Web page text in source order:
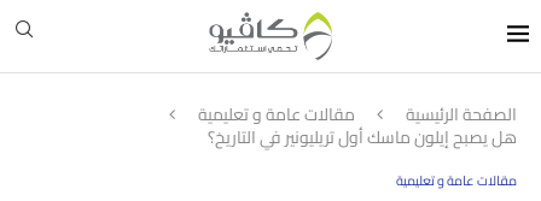
الصفحة الرئيسية مقالات عامة و تعليمية
هل يصبح إيلون ماسك أول تريليونير في التاريخ؟
مقالات عامة و تعليمية